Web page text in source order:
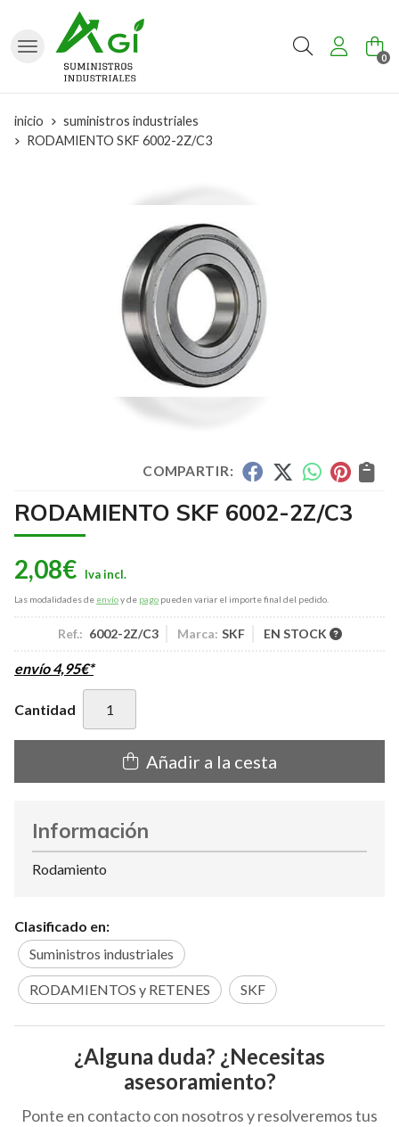
Buscar 0
inicio
suministros industriales
RODAMIENTO SKF 6002-2Z/C3
COMPARTIR:
RODAMIENTO SKF 6002-2Z/C3
2,08€
Las modalidades de envíoy de pago pueden variar el importe final del pedido.
Ref.: 6002-2Z/C3 Marca: SKF EN STOCK
envío4,95€*
Cantidad
Añadir a la cesta
Información
Rodamiento
Clasificado en:
Suministros industriales
RODAMIENTOS y RETENES SKF
¿Alguna duda? ¿Necesitas
asesoramiento?
Ponte en contacto con nosotros y resolveremos tus